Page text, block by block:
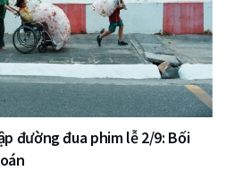
đường đua phim lễ 2/9: Bối